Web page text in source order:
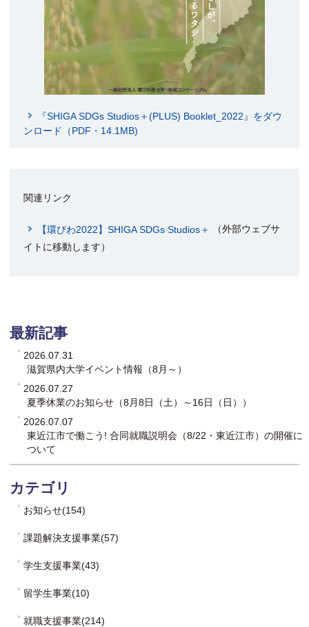
『SHIGA SDGs Studios＋(PLUS) Booklet_2022』をダウ
ンロード（PDF・14.1MB)
関連リンク
【環びわ2022】SHIGA SDGs Studios＋
（外部ウェブサ
イトに移動します）
最新記事
2026.07.31
滋賀県内大学イベント情報（8月～）
2026.07.27
夏季休業のお知らせ（8月8日（土）～16日（日））
2026.07.07
東近江市で働こう! 合同就職説明会（8/22・東近江市）の開催に
ついて
カテゴリ
お知らせ(154)
課題解決支援事業(57)
学生支援事業(43)
留学生事業(10)
就職支援事業(214)